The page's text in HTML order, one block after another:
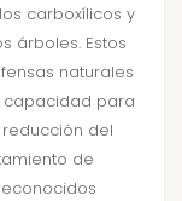
carboxílicos y
árboles. Estos
naturales
capacidad para
del
de